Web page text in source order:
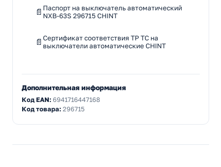
Паспорт на выключатель автоматический
NXB-63S 296715 CHINT
Сертификат соответствия ТР ТС на
выключатели автоматические CHINT
Дополнительная информация
Код EAN:6941716447168
Код товара:296715